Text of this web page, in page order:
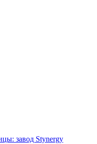
завод Stynergy